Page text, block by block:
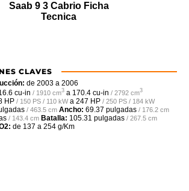
Saab 9 3 Cabrio Ficha
Tecnica
CLAVES
de 2003 a 2006
cu-in / 1910 cm3 a 170.4 cu-in / 2792 cm3
HP / 150 PS / 110 kWa 247 HP / 250 PS / 184 kW
/ 463.5 cm Ancho: 69.37 pulgadas / 176.2 cm
/ 143.4 cm Batalla: 105.31 pulgadas / 267.5 cm
de 137 a 254 g/Km